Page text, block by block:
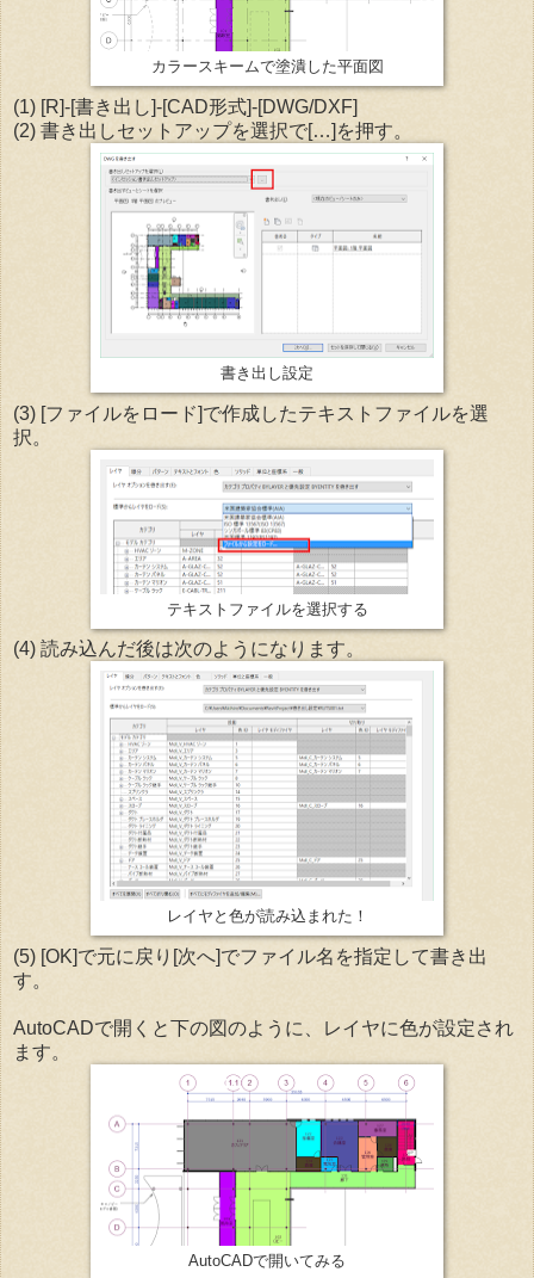
カラースキームで塗潰した平面図
(1) [R]-[書き出し]-[CAD形式]-[DWG/DXF]
(2) 書き出しセットアップを選択で[…]を押す。
書き出し設定
(3) [ファイルをロード]で作成したテキストファイルを選
択。
テキストファイルを選択する
(4) 読み込んだ後は次のようになります。
レイヤと色が読み込まれた！
(5) [OK]で元に戻り[次へ]でファイル名を指定して書き出
す。
AutoCADで開くと下の図のように、レイヤに色が設定され
ます。
AutoCADで開いてみる